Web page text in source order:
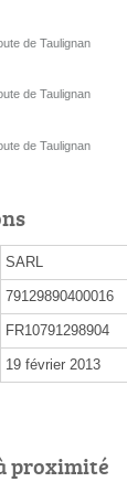
de Taulignan
de Taulignan
de Taulignan
SARL
79129890400016
FR10791298904
19 février 2013
proximité